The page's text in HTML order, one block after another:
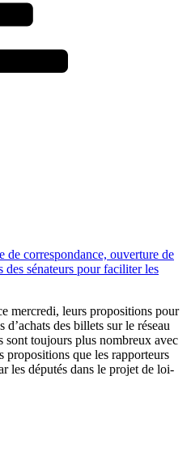
de correspondance, ouverture de
sénateurs pour faciliter les
mercredi, leurs propositions pour
des billets sur le réseau
sont toujours plus nombreux avec
propositions que les rapporteurs
les députés dans le projet de loi-